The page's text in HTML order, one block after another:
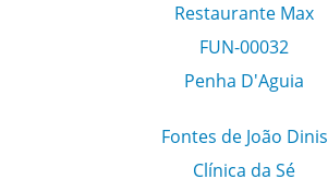
Restaurante Max
FUN-00032
Penha D'Aguia
Fontes de João Dinis
Clínica da Sé